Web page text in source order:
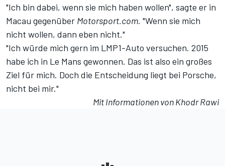
"Ich bin dabei, wenn sie mich haben wollen", sagte er in
Macau gegenüber Motorsport.com. "Wenn sie mich
nicht wollen, dann eben nicht."
"Ich würde mich gern im LMP1-Auto versuchen. 2015
habe ich in Le Mans gewonnen. Das ist also ein großes
Ziel für mich. Doch die Entscheidung liegt bei Porsche,
nicht bei mir."
Mit Informationen von Khodr Rawi